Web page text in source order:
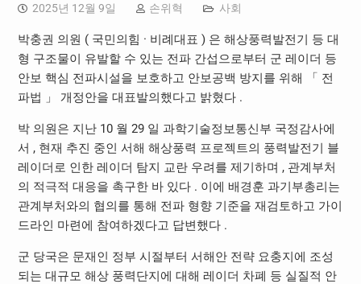
2025년 12월 9일 손위혁 사회
박충권 의원 ( 국민의힘 · 비례대표 ) 은 해상풍력발전기 등 대
형 구조물이 유발할 수 있는 전파 간섭으로부터 군 레이더 등
안보 핵심 전파시설을 보호하고 안보공백 방지를 위해 「 전
파법 」 개정안을 대표발의했다고 밝혔다 .
박 의원은 지난 10 월 29 일 과학기술정보통신부 국정감사에
서 , 현재 추진 중인 서해 해상풍력 프로젝트의 풍력발전기 블
레이더로 인한 레이더 탐지 교란 우려를 제기하며 , 관계부처
의 적극적 대응을 촉구한 바 있다 . 이에 배경훈 과기부총리는
관계부처와의 협의를 통해 전파 형향 기준을 재검토하고 가이
드라인 마련에 참여하겠다고 답변했다 .
군 당국은 문재인 정부 시절부터 서해안 전략 요충지에 조성
되는 대규모 해상 풍력단지에 대해 레이더 차폐 등 실질적 안